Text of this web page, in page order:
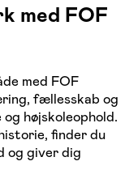
med FOF
med FOF
fællesskab og
højskoleophold.
finder du
og giver dig